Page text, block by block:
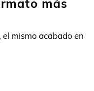
más
el mismo acabado en